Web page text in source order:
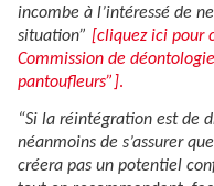
incombe à l’intéressé de
situation” [cliquez ici pour
Commission de
pantoufleurs”].
“Si la réintégration est de
néanmoins de s’assurer
créera pas un potentiel